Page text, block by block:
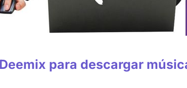
para descargar